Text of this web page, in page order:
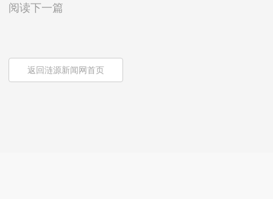
阅读下一篇
返回涟源新闻网首页